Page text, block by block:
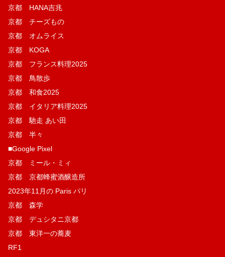
京都 HANA吉兆
京都 チーズもの
京都 オムライス
京都 KOGA
京都 フランス料理2025
京都 鳥散歩
京都 和食2025
京都 イタリア料理2025
京都 馳走 あい田
京都 半々
■Google Pixel
京都 ミール・ミィ
京都 京都蜂蜜酒醸造所
2023年11月の Paris パリ
京都 森学
京都 デュシタニ京都
京都 東洋一の蕎麦
RF1